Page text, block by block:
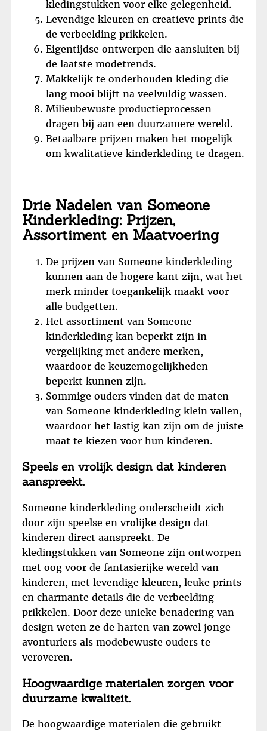
kledingstukken voor elke gelegenheid.
Levendige kleuren en creatieve prints die
de verbeelding prikkelen.
Eigentijdse ontwerpen die aansluiten bij
de laatste modetrends.
Makkelijk te onderhouden kleding die
lang mooi blijft na veelvuldig wassen.
Milieubewuste productieprocessen
dragen bij aan een duurzamere wereld.
Betaalbare prijzen maken het mogelijk
om kwalitatieve kinderkleding te dragen.
Drie Nadelen van Someone
Kinderkleding: Prijzen,
Assortiment en Maatvoering
De prijzen van Someone kinderkleding
kunnen aan de hogere kant zijn, wat het
merk minder toegankelijk maakt voor
alle budgetten.
Het assortiment van Someone
kinderkleding kan beperkt zijn in
vergelijking met andere merken,
waardoor de keuzemogelijkheden
beperkt kunnen zijn.
Sommige ouders vinden dat de maten
van Someone kinderkleding klein vallen,
waardoor het lastig kan zijn om de juiste
maat te kiezen voor hun kinderen.
Speels en vrolijk design dat kinderen
aanspreekt.
Someone kinderkleding onderscheidt zich
door zijn speelse en vrolijke design dat
kinderen direct aanspreekt. De
kledingstukken van Someone zijn ontworpen
met oog voor de fantasierijke wereld van
kinderen, met levendige kleuren, leuke prints
en charmante details die de verbeelding
prikkelen. Door deze unieke benadering van
design weten ze de harten van zowel jonge
avonturiers als modebewuste ouders te
veroveren.
Hoogwaardige materialen zorgen voor
duurzame kwaliteit.
De hoogwaardige materialen die gebruikt